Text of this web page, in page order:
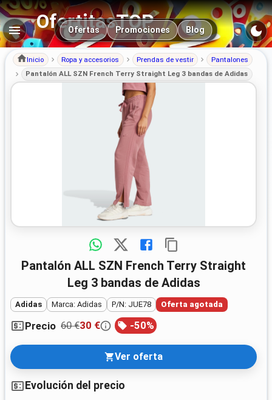
OfertitasTOP
Navegación principal
Ofertas Promociones Blog
Inicio Ropa y accesorios Prendas de vestir
Pantalones
Pantalón ALL SZN French Terry Straight Leg 3 bandas de Adidas
Pantalón ALL SZN French Terry Straight
Leg 3 bandas de Adidas
Adidas Marca: Adidas P/N: JUE78 Oferta agotada
Precio 60 €30 € -50%
Ver oferta
Evolución del precio